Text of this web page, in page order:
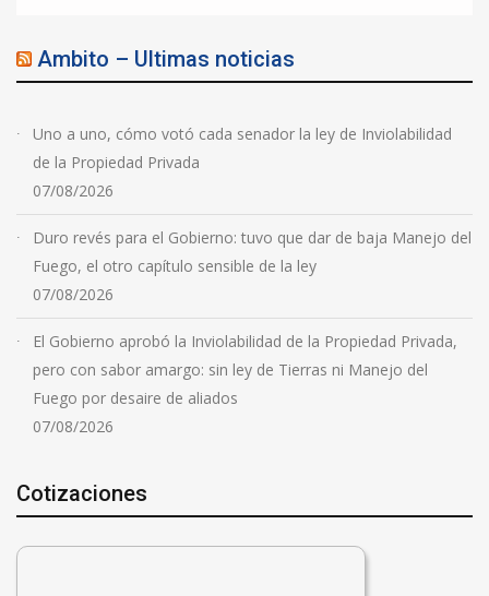
Ambito – Ultimas noticias
Uno a uno, cómo votó cada senador la ley de Inviolabilidad
de la Propiedad Privada
07/08/2026
Duro revés para el Gobierno: tuvo que dar de baja Manejo del
Fuego, el otro capítulo sensible de la ley
07/08/2026
El Gobierno aprobó la Inviolabilidad de la Propiedad Privada,
pero con sabor amargo: sin ley de Tierras ni Manejo del
Fuego por desaire de aliados
07/08/2026
Cotizaciones